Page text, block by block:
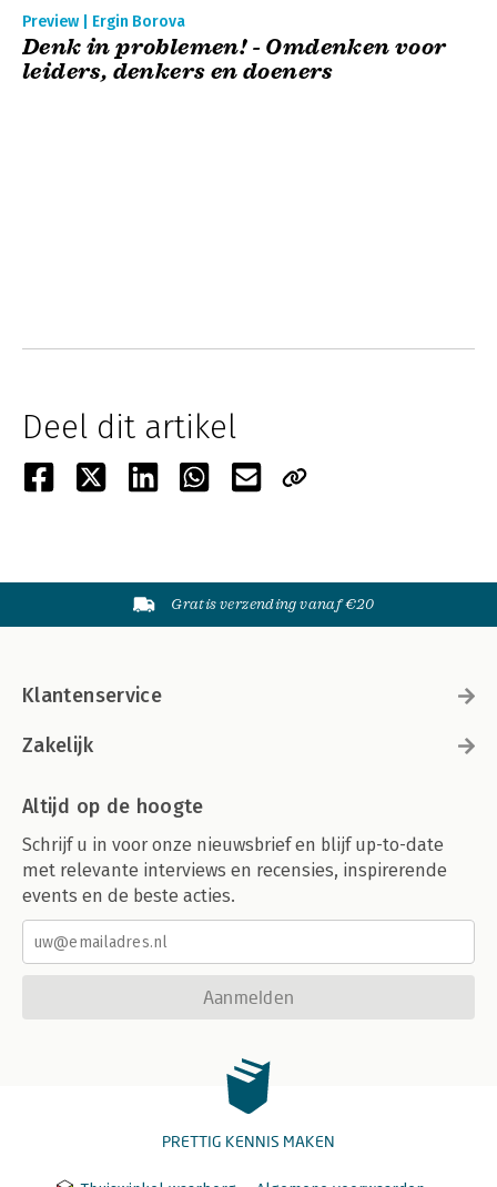
Preview | Ergin Borova
Denk in problemen! - Omdenken voor
leiders, denkers en doeners
Deel dit artikel
Gratis verzending vanaf €20
Klantenservice
Zakelijk
Altijd op de hoogte
Schrijf u in voor onze nieuwsbrief en blijf up-to-date
met relevante interviews en recensies, inspirerende
events en de beste acties.
Aanmelden
PRETTIG KENNIS MAKEN